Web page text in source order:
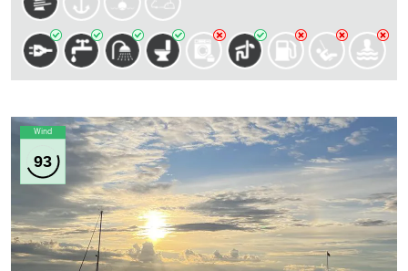
Wind
93